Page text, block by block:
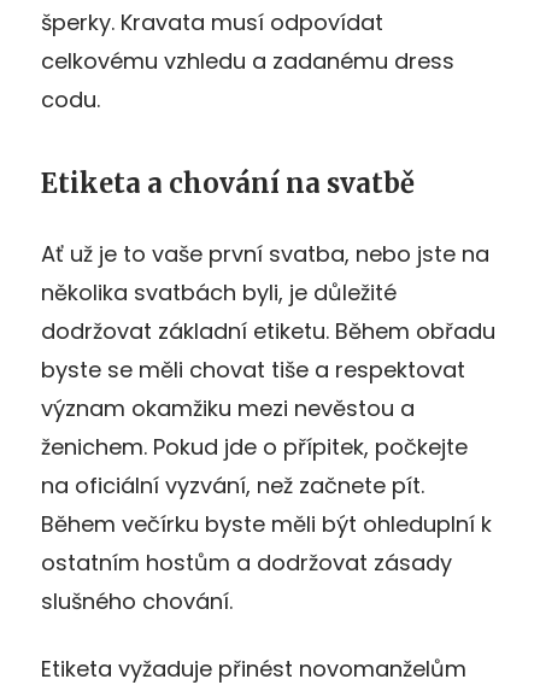
šperky. Kravata musí odpovídat
celkovému vzhledu a zadanému dress
codu.
Etiketa a chování na svatbě
Ať už je to vaše první svatba, nebo jste na
několika svatbách byli, je důležité
dodržovat základní etiketu. Během obřadu
byste se měli chovat tiše a respektovat
význam okamžiku mezi nevěstou a
ženichem. Pokud jde o přípitek, počkejte
na oficiální vyzvání, než začnete pít.
Během večírku byste měli být ohleduplní k
ostatním hostům a dodržovat zásady
slušného chování.
Etiketa vyžaduje přinést novomanželům